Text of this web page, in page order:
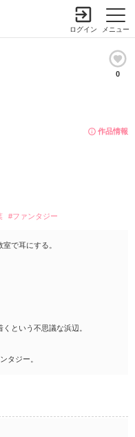
メニュー
ログイン
0
作品情報
#ファンタジー
で耳にする。
という不思議な浜辺。
タジー。